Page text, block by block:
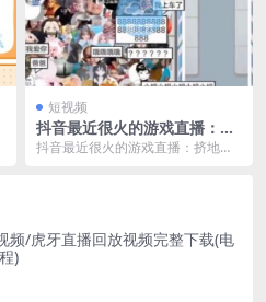
短视频
抖音最近很火的游戏直播：挤
地铁教程+源码+软件
抖音最近很火的游戏直播：挤地铁
频/虎牙直播回放视频完整下载(电
)